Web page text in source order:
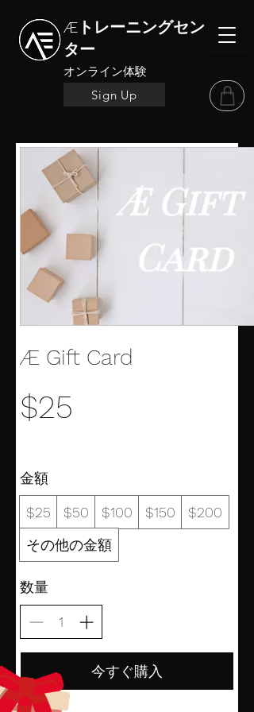
Æトレーニングセン
ター
オンライン体験
Sign Up
Æ Gift Card
$25
金額
$25 $50 $100 $150
$200
その他の金額
数量
今すぐ購入